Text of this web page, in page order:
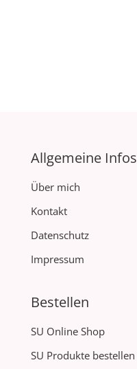
Allgemeine Infos
Über mich
Kontakt
Datenschutz
Impressum
Bestellen
SU Online Shop
SU Produkte bestellen